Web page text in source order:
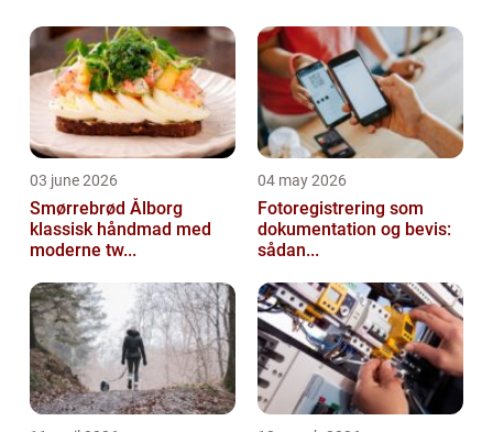
03 june 2026
Smørrebrød Ålborg
klassisk håndmad med
moderne tw...
04 may 2026
Fotoregistrering som
dokumentation og bevis:
sådan...